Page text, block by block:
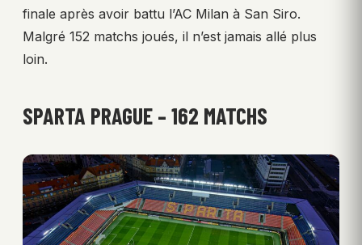
finale après avoir battu l’AC Milan à San Siro.
Malgré 152 matchs joués, il n’est jamais allé plus
loin.
SPARTA PRAGUE – 162 MATCHS